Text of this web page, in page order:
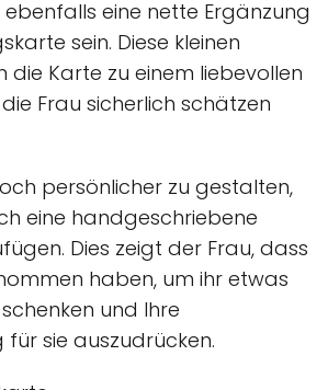
eine nette Ergänzung
sein. Diese kleinen
die Karte zu einem liebevollen
Frau sicherlich schätzen
persönlicher zu gestalten,
eine handgeschriebene
Dies zeigt der Frau, dass
haben, um ihr etwas
und Ihre
sie auszudrücken.